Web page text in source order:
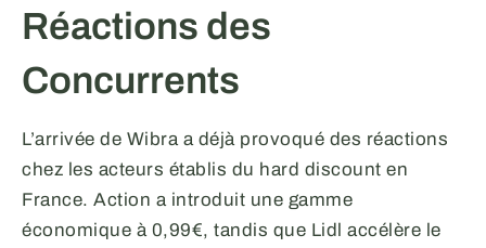
Réactions des
Concurrents
L’arrivée de Wibra a déjà provoqué des réactions
chez les acteurs établis du hard discount en
France. Action a introduit une gamme
économique à 0,99€, tandis que Lidl accélère le